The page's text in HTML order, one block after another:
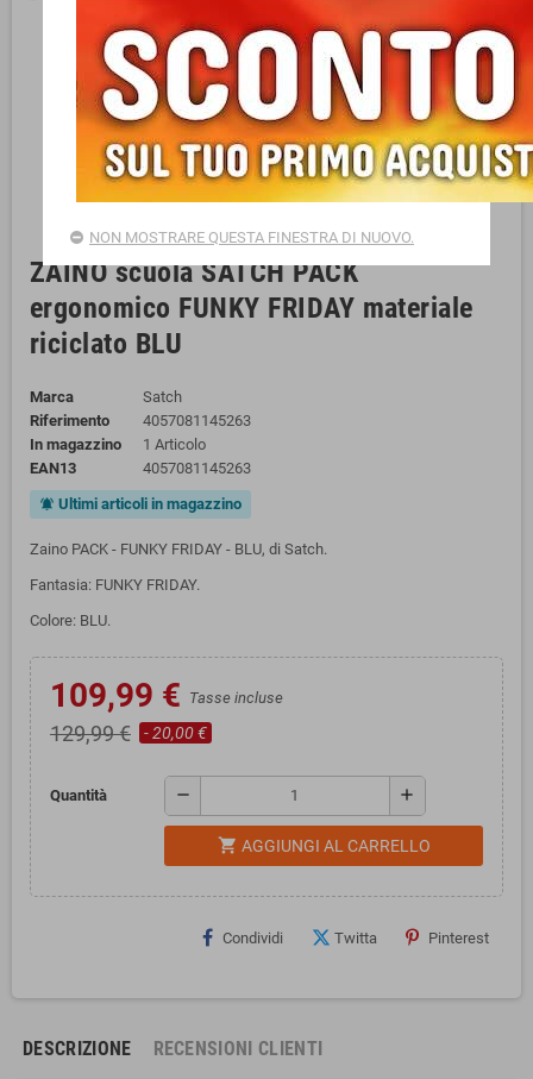
ZAINO scuola SATCH PACK
ergonomico FUNKY FRIDAY materiale
riciclato BLU
Marca
Satch
Riferimento
4057081145263
In magazzino
1 Articolo
EAN13
4057081145263
notifications_active Ultimi articoli in magazzino
Zaino PACK - FUNKY FRIDAY - BLU, di Satch.
Fantasia: FUNKY FRIDAY.
Colore: BLU.
109,99 € Tasse incluse
129,99 € - 20,00 €
Quantità remove add
shopping_cart AGGIUNGI AL CARRELLO
Condividi Twitta Pinterest
DESCRIZIONE RECENSIONI CLIENTI
NON MOSTRARE QUESTA FINESTRA DI NUOVO.